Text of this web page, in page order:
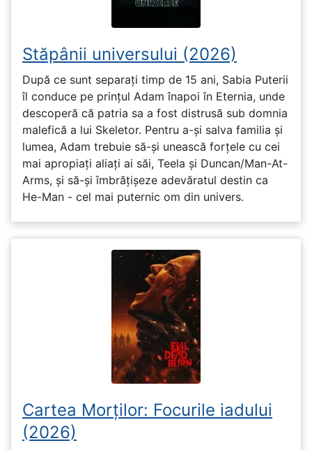
Stăpânii universului (2026)
După ce sunt separați timp de 15 ani, Sabia Puterii
îl conduce pe prințul Adam înapoi în Eternia, unde
descoperă că patria sa a fost distrusă sub domnia
malefică a lui Skeletor. Pentru a-și salva familia și
lumea, Adam trebuie să-și unească forțele cu cei
mai apropiați aliați ai săi, Teela și Duncan/Man-At-
Arms, și să-și îmbrățișeze adevăratul destin ca
He-Man - cel mai puternic om din univers.
Cartea Morților: Focurile iadului
(2026)